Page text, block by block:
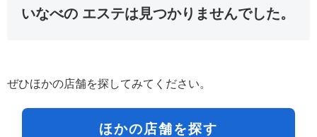
いなべの エステは見つかりませんでした。
ぜひほかの店舗を探してみてください。
ほかの店舗を探す